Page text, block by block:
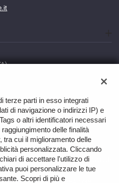
terze parti in esso integrati
di navigazione o indirizzi IP) e
o altri identificatori necessari
delle finalità
tra cui il miglioramento delle
personalizzata. Cliccando
di accettare l'utilizzo di
puoi personalizzare le tue
Scopri di più e